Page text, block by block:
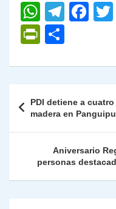
W
h
at
s
p
p
T
gr
m
F
e
o
o
k
P
nt
Fr
ie
n
dl
y
m
ar
tir
de
entradas
PDI detiene a
madera en
Aniversario
personas